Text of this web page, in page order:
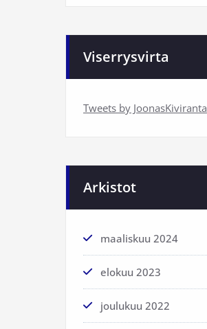
Viserrysvirta
Tweets by JoonasKiviranta
Arkistot
maaliskuu 2024
elokuu 2023
joulukuu 2022